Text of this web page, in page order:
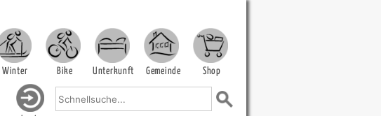
Winter Bike Unterkunft Gemeinde Shop